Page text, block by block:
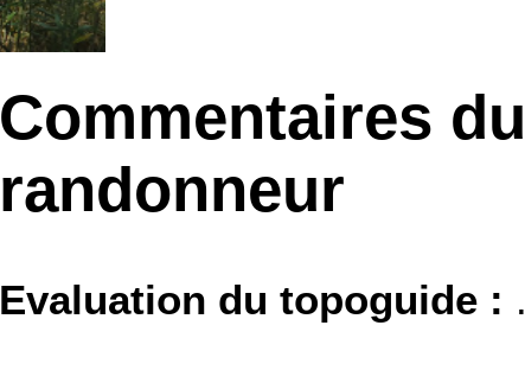
Commentaires du
randonneur
Evaluation du topoguide : .